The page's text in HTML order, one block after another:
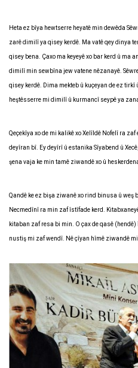
Heta ez bîya hewtserre heyatê min dewêda
zarê dimilî ya qisey kerdê. Ma vatê qey dinya
qisey bena. Çaxo ma keyeyê xo bar kerd û ma
dimilî min sewbîna jew vatene nêzanayê.
qisey kerdê. Dima mekteb û kuçeyan de ez
heştêsserre mi dimilî û kurmancî seypê ya
Qeçekîya xo de mi kalikê xo Xelîldê Nofelî ra
deyîran bî. Ey deyîrî û estanika Sîyabend û
şena vaja ke min tamê ziwandê xo û
Qandê ke ez bişa ziwanê xo rind binusa û weş
Necmedînî ra min zaf îstîfade kerd.
kitaban zaf resa bi min. O çax de qasê
nustiş mi zaf wendî. Nê çîyan hîmê ziwandê